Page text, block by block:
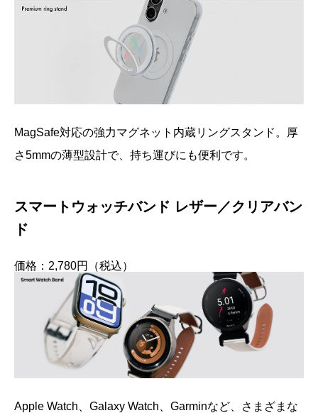
MagSafe対応の強力マグネット内蔵リングスタンド。厚
さ5mmの薄型設計で、持ち運びにも便利です。
スマートウォッチバンド レザー／クリアバン
ド
価格：2,780円（税込）
Apple Watch、Galaxy Watch、Garminなど、さまざまな